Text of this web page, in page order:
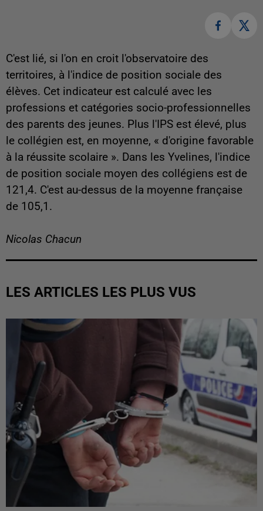
C'est lié, si l'on en croit l'observatoire des
territoires, à l'indice de position sociale des
élèves. Cet indicateur est calculé avec les
professions et catégories socio-professionnelles
des parents des jeunes. Plus l'IPS est élevé, plus
le collégien est, en moyenne, « d'origine favorable
à la réussite scolaire ». Dans les Yvelines, l'indice
de position sociale moyen des collégiens est de
121,4. C'est au-dessus de la moyenne française
de 105,1.
Nicolas Chacun
LES ARTICLES LES PLUS VUS